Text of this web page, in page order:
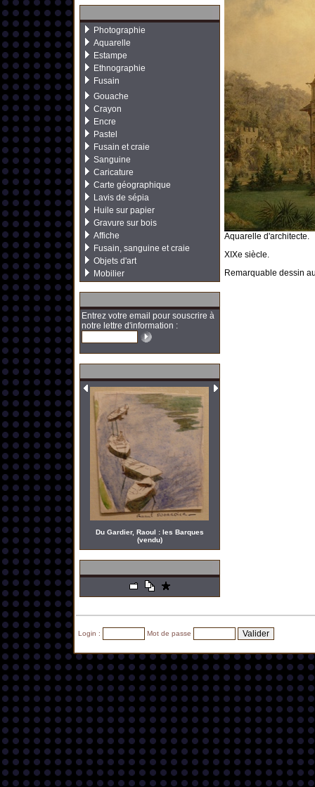
Photographie
Aquarelle
Estampe
Ethnographie
Fusain
Gouache
Crayon
Encre
Pastel
Fusain et craie
Sanguine
Caricature
Carte géographique
Lavis de sépia
Huile sur papier
Gravure sur bois
Affiche
Fusain, sanguine et craie
Objets d'art
Mobilier
Entrez votre email pour souscrire à
notre lettre d'information :
Du Gardier, Raoul : les Barques
(vendu)
Aquarelle d'architecte.
XIXe siècle.
Remarquable dessin
Login : Mot de passe